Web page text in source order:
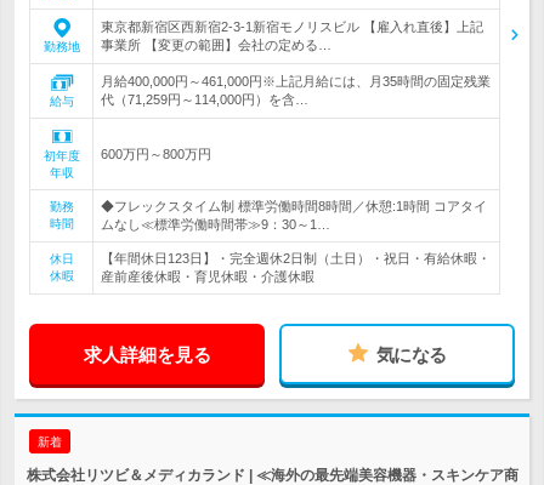
勤務地
東京都新宿区西新宿2-3-1新宿モノリスビル 【雇入れ直後】上記
事業所 【変更の範囲】会社の定める…
給与
月給400,000円～461,000円※上記月給には、月35時間の固定残業
代（71,259円～114,000円）を含…
初年度
年収
600万円～800万円
勤務
時間
◆フレックスタイム制 標準労働時間8時間／休憩:1時間 コアタイ
ムなし≪標準労働時間帯≫9：30～1…
休日
休暇
【年間休日123日】・完全週休2日制（土日）・祝日・有給休暇・
産前産後休暇・育児休暇・介護休暇
求人詳細を見る 気になる
新着
株式会社リツビ＆メディカランド | ≪海外の最先端美容機器・スキンケア商